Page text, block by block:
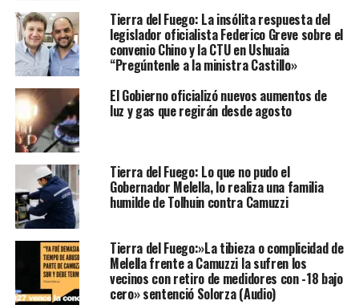
Tierra del Fuego: La insólita respuesta del
legislador oficialista Federico Greve sobre el
convenio Chino y la CTU en Ushuaia
“Pregúntenle a la ministra Castillo»
El Gobierno oficializó nuevos aumentos de
luz y gas que regirán desde agosto
Tierra del Fuego: Lo que no pudo el
Gobernador Melella, lo realiza una familia
humilde de Tolhuin contra Camuzzi
Tierra del Fuego:»La tibieza o complicidad de
Melella frente a Camuzzi la sufren los
vecinos con retiro de medidores con -18 bajo
cero» sentenció Solorza (Audio)